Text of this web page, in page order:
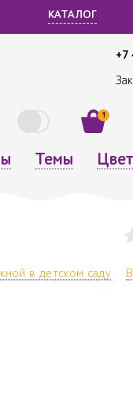
КАТАЛОГ
+7
1
Темы
в детском саду